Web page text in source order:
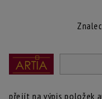
přejít na výpis položek